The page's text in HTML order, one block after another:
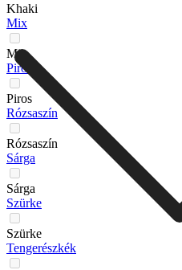
Khaki
Mix
Mix
Piros
Piros
Rózsaszín
Rózsaszín
Sárga
Sárga
Szürke
Szürke
Tengerészkék